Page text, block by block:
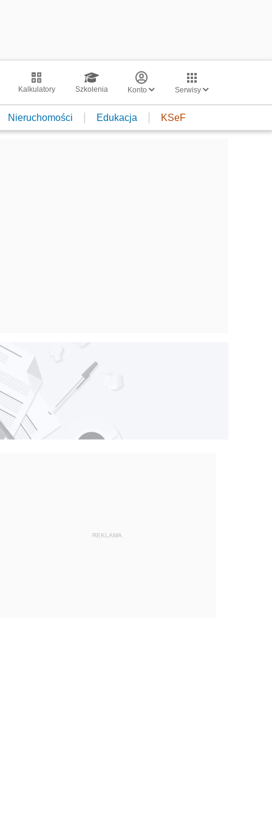
Kalkulatory Szkolenia Konto Serwisy
Nieruchomości Edukacja KSeF
REKLAMA